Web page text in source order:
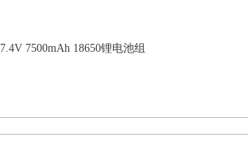
7.4V 7500mAh 18650锂电池组